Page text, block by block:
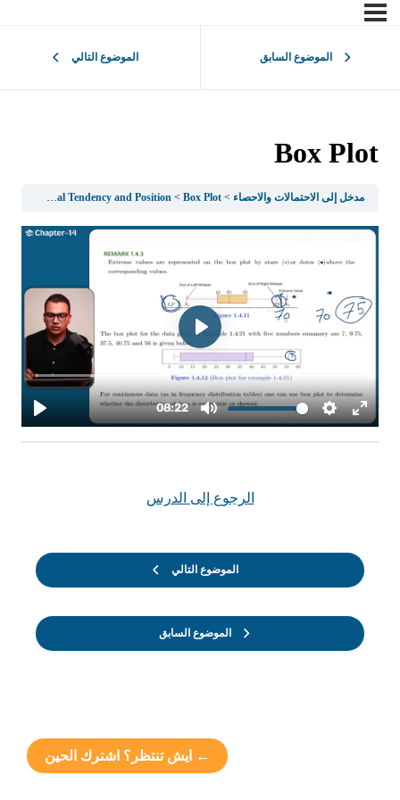
الموضوع السابق الموضوع التالي
Box Plot
مدخل إلى الاحتمالات والاحصاء 1.4Measures Of Central Tendency and Position Box Plot
الموضوع السابق
الرجوع إلى الدرس
الموضوع التالي
← ايش تنتظر؟ اشترك الحين